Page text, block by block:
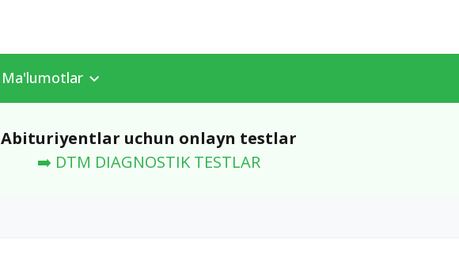
Ma'lumotlar
Abituriyentlar uchun onlayn testlar
➡️ DTM DIAGNOSTIK TESTLAR